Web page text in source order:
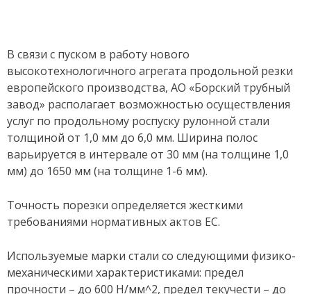
В связи с пуском в работу нового
высокотехнологичного агрегата продольной резки
европейского производства, АО «Борский трубный
завод» располагает возможностью осуществления
услуг по продольному роспуску рулонной стали
толщиной от 1,0 мм до 6,0 мм. Ширина полос
варьируется в интервале от 30 мм (на толщине 1,0
мм) до 1650 мм (на толщине 1-6 мм).
Точность порезки определяется жесткими
требованиями нормативных актов ЕС.
Используемые марки стали со следующими физико-
механическими характеристиками: предел
прочности – до 600 Н/мм^2, предел текучести – до